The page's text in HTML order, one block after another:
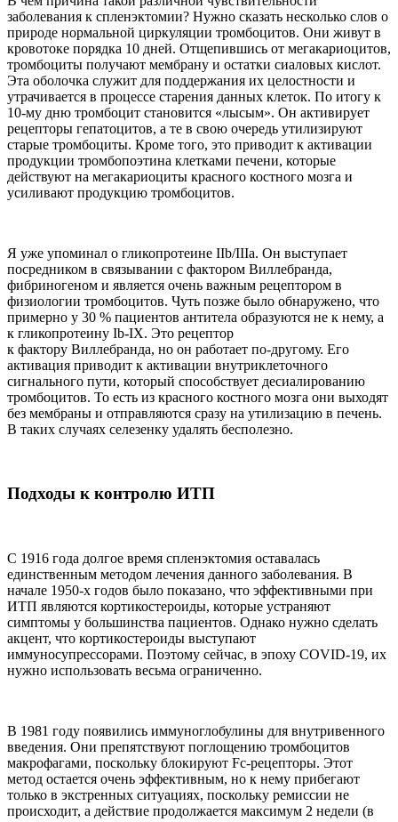
заболевания к спленэктомии? Нужно сказать несколько слов о
природе нормальной циркуляции тромбоцитов. Они живут в
кровотоке порядка 10 дней. Отщепившись от мегакариоцитов,
тромбоциты получают мембрану и остатки сиаловых кислот.
Эта оболочка служит для поддержания их целостности и
утрачивается в процессе старения данных клеток. По итогу к
10-му дню тромбоцит становится «лысым». Он активирует
рецепторы гепатоцитов, а те в свою очередь утилизируют
старые тромбоциты. Кроме того, это приводит к активации
продукции тромбопоэтина клетками печени, которые
действуют на мегакариоциты красного костного мозга и
усиливают продукцию тромбоцитов.
Я уже упоминал о гликопротеине IIb/IIIa. Он выступает
посредником в связывании с фактором Виллебранда,
фибриногеном и является очень важным рецептором в
физиологии тромбоцитов. Чуть позже было обнаружено, что
примерно у 30 % пациентов антитела образуются не к нему, а
к гликопротеину Ib-IX. Это рецептор
к фактору Виллебранда, но он работает по-другому. Его
активация приводит к активации внутриклеточного
сигнального пути, который способствует десиалированию
тромбоцитов. То есть из красного костного мозга они выходят
без мембраны и отправляются сразу на утилизацию в печень.
В таких случаях селезенку удалять бесполезно.
Подходы к контролю ИТП
С 1916 года долгое время спленэктомия оставалась
единственным методом лечения данного заболевания. В
начале 1950-х годов было показано, что эффективными при
ИТП являются кортикостероиды, которые устраняют
симптомы у большинства пациентов. Однако нужно сделать
акцент, что кортикостероиды выступают
иммуносупрессорами. Поэтому сейчас, в эпоху COVID-19, их
нужно использовать весьма ограниченно.
В 1981 году появились иммуноглобулины для внутривенного
введения. Они препятствуют поглощению тромбоцитов
макрофагами, поскольку блокируют Fc-рецепторы. Этот
метод остается очень эффективным, но к нему прибегают
только в экстренных ситуациях, поскольку ремиссии не
происходит, а действие продолжается максимум 2 недели (в